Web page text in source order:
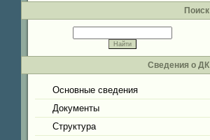
Поиск
Сведения о ДК
Основные сведения
Документы
Структура